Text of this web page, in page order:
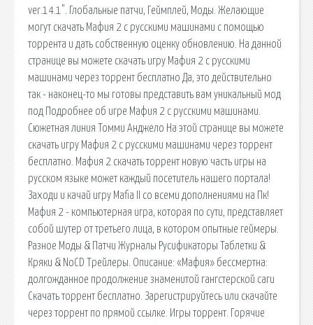
ver.14.1". Глобальные патчи, Геймплей, Моды. Желающие
могут скачать Мафия 2 с русскими машинами с помощью
торрента и дать собственную оценку обновлению. На данной
странице вы можете скачать игру Мафия 2 с русскими
машинами через торрент бесплатно Да, это действительно
так - наконец-то мы готовы представить вам уникальный мод
под Подробнее об игре Мафия 2 с русскими машинами.
Сюжетная линия Томми Анджело На этой странице вы можете
скачать игру Мафия 2 с русскими машинами через торрент
бесплатно. Мафия 2 скачать торрент новую часть игры на
русском языке может каждый посетитель нашего портала!
Заходи и качай игру Mafia II со всеми дополнениями на Пк!
Мафия 2 - компьютерная игра, которая по сути, представляет
собой шутер от третьего лица, в котором опытные геймеры.
Разное Моды & Патчи Журналы Русификаторы Таблетки &
Кряки & NoCD Трейлеры. Описание: «Мафия» бессмертна:
долгожданное продолжение знаменитой гангстерской саги
Скачать торрент бесплатно. Зарегистрируйтесь или скачайте
через торрент по прямой ссылке. Игры торрент. Горячие